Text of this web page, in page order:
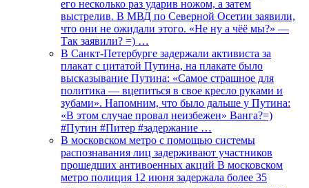
его несколько раз ударив ножом, а затем
выстрелив. В МВД по Северной Осетии заявили,
что они не ожидали этого. «Не ну а чёё мы?» —
Так заявили? =) …
В Санкт-Петербурге задержали активиста за
плакат с цитатой Путина, на плакате было
высказывание Путина: «Самое страшное для
политика — вцепиться в свое кресло руками и
зубами». Напомним, что было дальше у Путина:
«В этом случае провал неизбежен» Ванга?=)
#Путин #Питер #задержание …
В московском метро с помощью системы
распознавания лиц задерживают участников
прошедших антивоенных акций В московском
метро полиция 12 июня задержала более 35